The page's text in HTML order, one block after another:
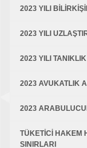
2023 YILI
2023 YILI
2023 YILI
2023 AVUKATLIK
2023
TÜKETİCİ HAKEM
SINIRLARI